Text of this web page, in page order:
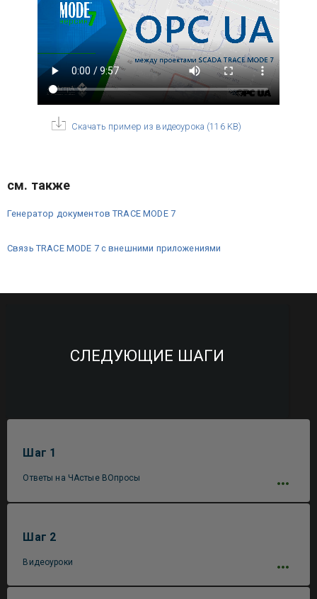
Скачать пример из видеоурока (116 KB)
см. также
Генератор документов TRACE MODE 7
Связь TRACE MODE 7 с внешними приложениями
СЛЕДУЮЩИЕ ШАГИ
Шаг 1
Ответы на ЧАстые ВОпросы
Шаг 2
Видеоуроки